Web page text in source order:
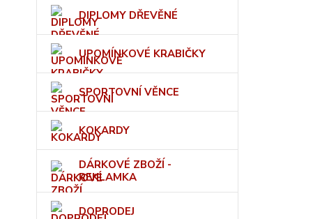
DIPLOMY DŘEVĚNÉ
UPOMÍNKOVÉ KRABIČKY
SPORTOVNÍ VĚNCE
KOKARDY
DÁRKOVÉ ZBOŽÍ -
REKLAMKA
DOPRODEJ